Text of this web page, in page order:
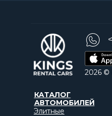
КАТАЛОГ
АВТОМОБИЛЕЙ
Элитные
2026 ©